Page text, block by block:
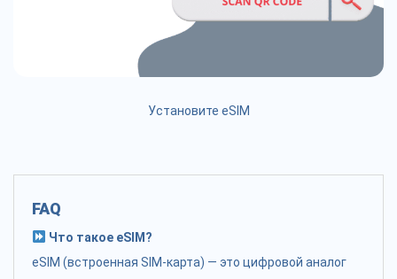
Установите eSIM
FAQ
Что такое eSIM?
eSIM (встроенная SIM-карта) — это цифровой аналог